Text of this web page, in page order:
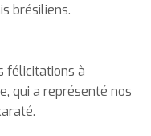
brésiliens.
félicitations à
qui a représenté nos